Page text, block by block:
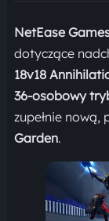
NetEase
dotyczące
18v18
36-osobowy
zupełnie
Garden.